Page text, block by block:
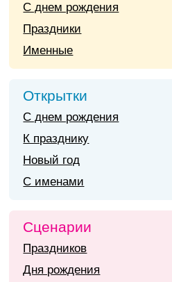
С днем рождения
Праздники
Именные
Открытки
С днем рождения
К празднику
Новый год
С именами
Сценарии
Праздников
Дня рождения